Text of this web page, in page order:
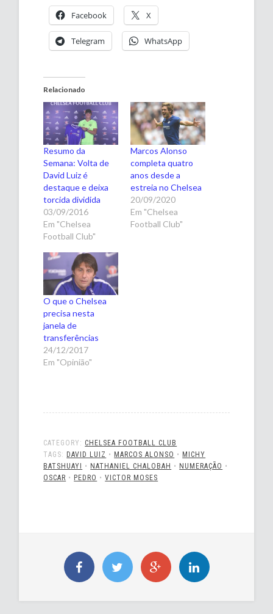
Facebook X
Telegram WhatsApp
Relacionado
Resumo da
Semana: Volta de
David Luiz é
destaque e deixa
torcida dividida
03/09/2016
Em "Chelsea
Football Club"
Marcos Alonso
completa quatro
anos desde a
estreia no Chelsea
20/09/2020
Em "Chelsea
Football Club"
O que o Chelsea
precisa nesta
janela de
transferências
24/12/2017
Em "Opinião"
CATEGORY: CHELSEA FOOTBALL CLUB
TAGS: DAVID LUIZ • MARCOS ALONSO • MICHY
BATSHUAYI
• NATHANIEL CHALOBAH • NUMERAÇÃO •
OSCAR • PEDRO •VICTOR MOSES